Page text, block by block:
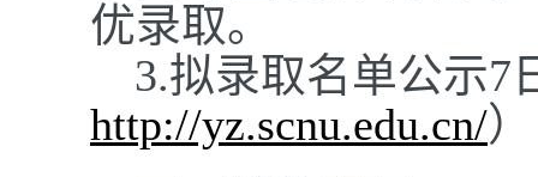
优录取。
3.拟录取名单公示7
http://yz.scnu.edu.cn/）